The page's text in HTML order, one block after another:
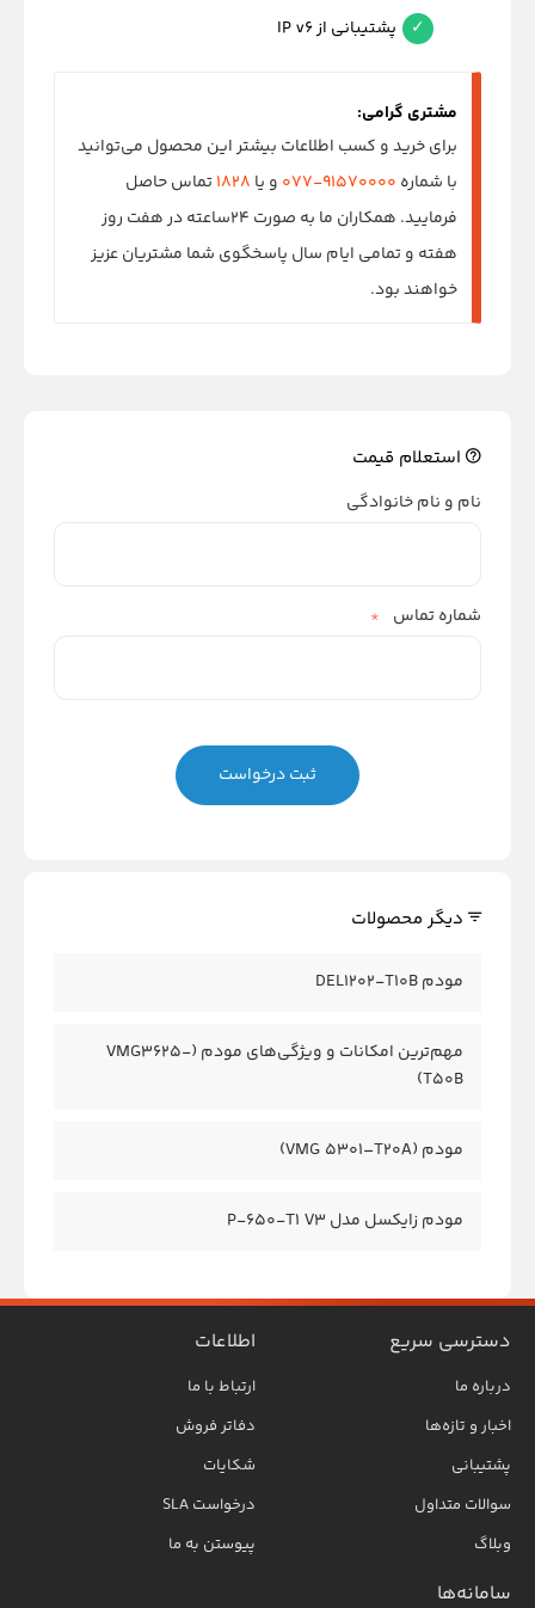
پشتیبانی از IP v6
مشتری گرامی:
برای خرید و کسب اطلاعات بیشتر این محصول می‌توانید
با شماره ۹۱۵۷۰۰۰۰-۰۷۷ و یا ۱۸۲۸تماس حاصل
فرمایید. همکاران ما به صورت ۲۴ساعته در هفت روز
هفته و تمامی ایام سال پاسخگوی شما مشتریان عزیز
خواهند بود.
استعلام قیمت
نام و نام خانوادگی
شماره تماس *
دیگر محصولات
مودم DEL1202-T10B
مهم‌ترین امکانات و ویژگی‌های مودم (VMG3625-
T50B)
مودم (VMG 5301–T20A)
مودم زایکسل مدل P-650-T1 V3
دسترسی سریع
درباره ما
اخبار و تازه‌ها
پشتیبانی
سوالات متداول
وبلاگ
اطلاعات
ارتباط با ما
دفاتر فروش
شکایات
درخواست SLA
پیوستن به ما
سامانه‌ها